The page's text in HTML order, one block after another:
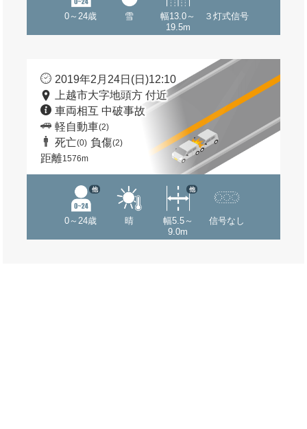
0～24歳 雪
幅13.0～
19.5m
３灯式信号
2019年2月24日(日)12:10
上越市大字地頭方 付近
車両相互 中破事故
軽自動車(2)
死亡(0) 負傷(2)
距離1576m
0～24歳
他
晴
幅5.5～
9.0m
他
信号なし